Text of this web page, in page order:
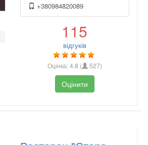
+380984820089
115
відгуків
Оцінка:4.8 ( 527)
Оцінити